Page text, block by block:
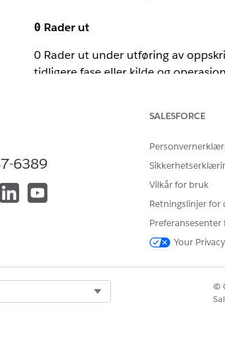
0 Rader ut
0 Rader ut under utføring av
tidligere fase eller kilde og
Fasenavnverdien kan vise ett
representerer den
6389
SALESFORCE
Vilkår for bruk
Retningslinjer for
Your
©